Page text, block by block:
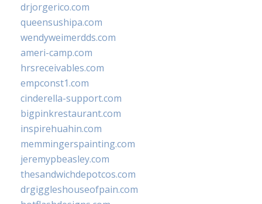
drjorgerico.com
queensushipa.com
wendyweimerdds.com
ameri-camp.com
hrsreceivables.com
empconst1.com
cinderella-support.com
bigpinkrestaurant.com
inspirehuahin.com
memmingerspainting.com
jeremypbeasley.com
thesandwichdepotcos.com
drgiggleshouseofpain.com